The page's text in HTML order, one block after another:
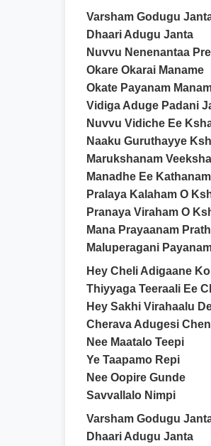
Varsham Godugu
Dhaari Adugu Janta
Nuvvu Nenenantaa
Okare Okarai Maname
Okate Payanam
Vidiga Aduge Padani
Nuvvu Vidiche Ee
Naaku Guruthayye
Marukshanam
Manadhe Ee Kathanam
Pralaya Kalaham O
Pranaya Viraham O
Mana Prayaanam
Maluperagani
Hey Cheli Adigaane
Thiyyaga Teeraali Ee
Hey Sakhi Virahaalu
Cherava Adugesi
Nee Maatalo Teepi
Ye Taapamo Repi
Nee Oopire Gunde
Savvallalo Nimpi
Varsham Godugu
Dhaari Adugu Janta